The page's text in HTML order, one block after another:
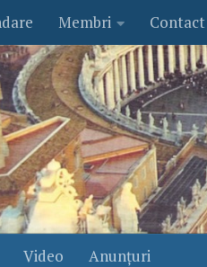
Membri Contact
Video Anunţuri